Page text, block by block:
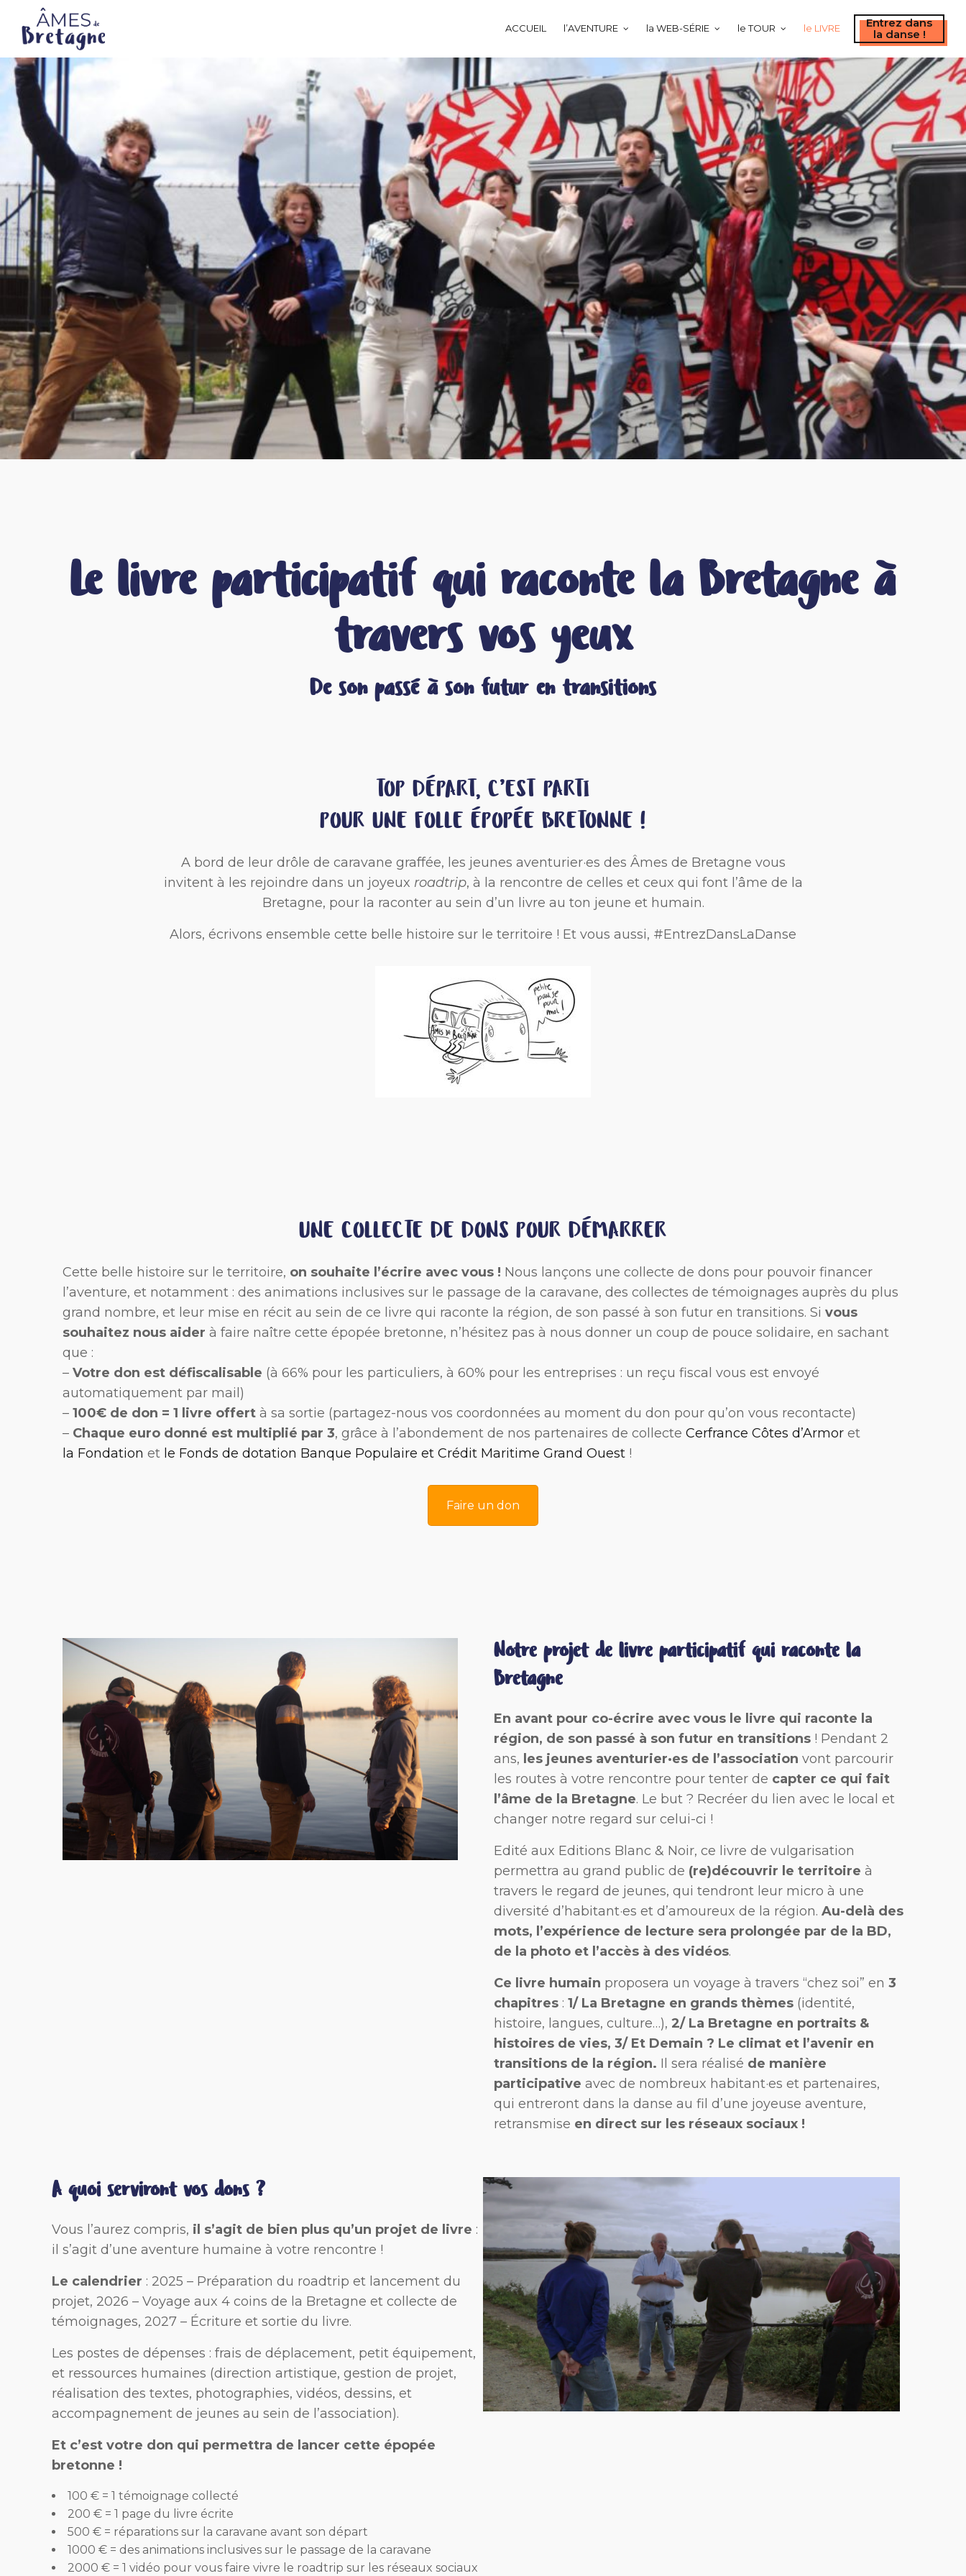
ACCUEIL l’AVENTURE la WEB-SÉRIE le TOUR le LIVRE
Entrez dans
la danse !
Le livre participatif qui raconte la Bretagne à
travers vos yeux
De son passé à son futur en transitions
TOP DÉPART, C’EST PARTI
POUR UNE FOLLE ÉPOPÉE BRETONNE !
A bord de leur drôle de caravane graffée, les jeunes aventurier·es des Âmes de Bretagne vous
invitent à les rejoindre dans un joyeux roadtrip, à la rencontre de celles et ceux qui font l’âme de la
Bretagne, pour la raconter au sein d’un livre au ton jeune et humain.
Alors, écrivons ensemble cette belle histoire sur le territoire ! Et vous aussi, #EntrezDansLaDanse
UNE COLLECTE DE DONS POUR DÉMARRER
Cette belle histoire sur le territoire, on souhaite l’écrire avec vous ! Nous lançons une collecte de dons pour pouvoir financer
l’aventure, et notamment : des animations inclusives sur le passage de la caravane, des collectes de témoignages auprès du plus
grand nombre, et leur mise en récit au sein de ce livre qui raconte la région, de son passé à son futur en transitions. Si vous
souhaitez nous aider à faire naître cette épopée bretonne, n’hésitez pas à nous donner un coup de pouce solidaire, en sachant
que :
– Votre don est défiscalisable (à 66% pour les particuliers, à 60% pour les entreprises : un reçu fiscal vous est envoyé
automatiquement par mail)
– 100€ de don = 1 livre offert à sa sortie (partagez-nous vos coordonnées au moment du don pour qu’on vous recontacte)
– Chaque euro donné est multiplié par 3, grâce à l’abondement de nos partenaires de collecte Cerfrance Côtes d’Armor et
la Fondation et le Fonds de dotation Banque Populaire et Crédit Maritime Grand Ouest !
Faire un don
Notre projet de livre participatif qui raconte la
Bretagne
En avant pour co-écrire avec vous le livre qui raconte la
région, de son passé à son futur en transitions ! Pendant 2
ans, les jeunes aventurier·es de l’association vont parcourir
les routes à votre rencontre pour tenter de capter ce qui fait
l’âme de la Bretagne. Le but ? Recréer du lien avec le local et
changer notre regard sur celui-ci !
Edité aux Editions Blanc & Noir, ce livre de vulgarisation
permettra au grand public de (re)découvrir le territoire à
travers le regard de jeunes, qui tendront leur micro à une
diversité d’habitant·es et d’amoureux de la région. Au-delà des
mots, l’expérience de lecture sera prolongée par de la BD,
de la photo et l’accès à des vidéos.
Ce livre humain proposera un voyage à travers “chez soi” en 3
chapitres : 1/ La Bretagne en grands thèmes (identité,
histoire, langues, culture…), 2/ La Bretagne en portraits &
histoires de vies, 3/ Et Demain ? Le climat et l’avenir en
transitions de la région. Il sera réalisé de manière
participative avec de nombreux habitant·es et partenaires,
qui entreront dans la danse au fil d’une joyeuse aventure,
retransmise en direct sur les réseaux sociaux !
A quoi serviront vos dons?
Vous l’aurez compris, il s’agit de bien plus qu’un projet de livre :
il s’agit d’une aventure humaine à votre rencontre !
Le calendrier : 2025 – Préparation du roadtrip et lancement du
projet, 2026 – Voyage aux 4 coins de la Bretagne et collecte de
témoignages, 2027 – Écriture et sortie du livre.
Les postes de dépenses : frais de déplacement, petit équipement,
et ressources humaines (direction artistique, gestion de projet,
réalisation des textes, photographies, vidéos, dessins, et
accompagnement de jeunes au sein de l’association).
Et c’est votre don qui permettra de lancer cette épopée
bretonne !
100 € = 1 témoignage collecté
200 € = 1 page du livre écrite
500 € = réparations sur la caravane avant son départ
1000 € = des animations inclusives sur le passage de la caravane
2000 € = 1 vidéo pour vous faire vivre le roadtrip sur les réseaux sociaux